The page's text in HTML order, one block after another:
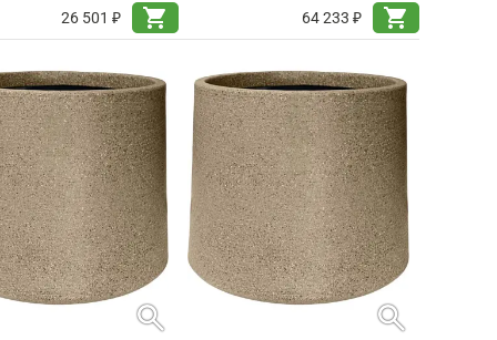
26 501 ₽
shopping_cart
64 233 ₽
shopping_cart
search search